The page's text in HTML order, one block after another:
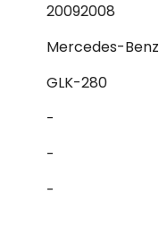
20092008
Mercedes-Benz
GLK-280
-
-
-